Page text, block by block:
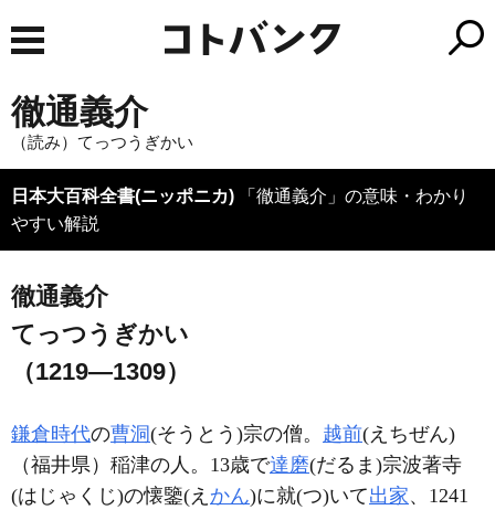
徹通義介
（読み）てっつうぎかい
日本大百科全書(ニッポニカ) 「徹通義介」の意味・わかり
やすい解説
徹通義介
てっつうぎかい
（1219―1309）
鎌倉時代の曹洞(そうとう)宗の僧。 越前(えちぜん)
（福井県）稲津の人。13歳で達磨(だるま)宗波著寺
(はじゃくじ)の懐鑒(え かん)に就(つ)いて出家、1241